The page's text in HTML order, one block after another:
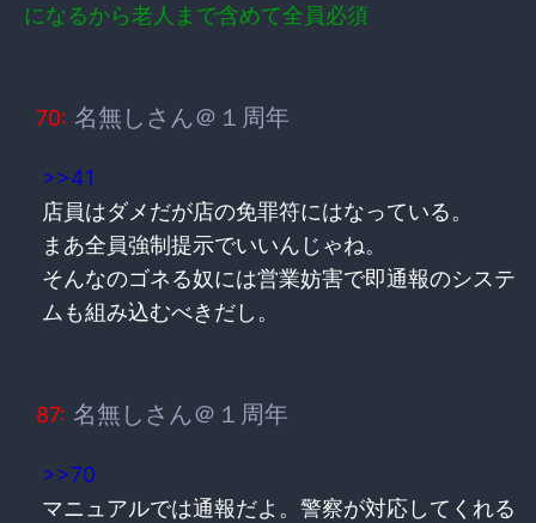
になるから老人まで含めて全員必須
70: 名無しさん＠１周年
>>41
店員はダメだが店の免罪符にはなっている。
まあ全員強制提示でいいんじゃね。
そんなのゴネる奴には営業妨害で即通報のシステ
ムも組み込むべきだし。
87: 名無しさん＠１周年
>>70
マニュアルでは通報だよ。警察が対応してくれる